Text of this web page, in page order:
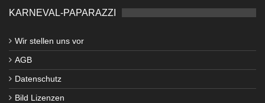
KARNEVAL-PAPARAZZI
Wir stellen uns vor
AGB
Datenschutz
Bild Lizenzen